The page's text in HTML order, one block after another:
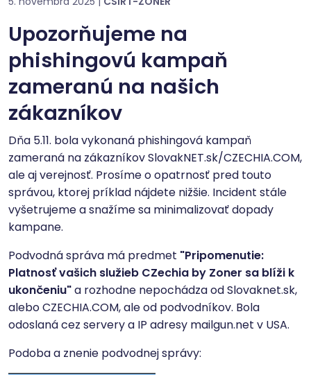
Upozorňujeme na
phishingovú kampaň
zameranú na našich
zákazníkov
Dňa 5.11. bola vykonaná phishingová kampaň
zameraná na zákazníkov SlovakNET.sk/CZECHIA.COM,
ale aj verejnosť. Prosíme o opatrnosť pred touto
správou, ktorej príklad nájdete nižšie. Incident stále
vyšetrujeme a snažíme sa minimalizovať dopady
kampane.
Podvodná správa má predmet "Pripomenutie:
Platnosť vašich služieb CZechia by Zoner sa blíži k
ukončeniu"a rozhodne nepochádza od Slovaknet.sk,
alebo CZECHIA.COM, ale od podvodníkov. Bola
odoslaná cez servery a IP adresy mailgun.net v USA.
Podoba a znenie podvodnej správy: